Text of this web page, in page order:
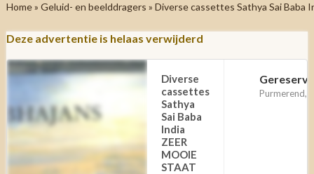
Home» Geluid- en beelddragers » Diverse cassettes Sathya Sai Baba
Deze advertentie is helaas verwijderd
Diverse
cassettes
Sathya
Sai Baba
India
ZEER
MOOIE
STAAT
Purmerend,